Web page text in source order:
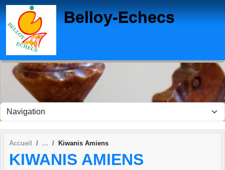
Belloy-Echecs
Accueil Kiwanis Amiens
KIWANIS AMIENS
Panneau de gestion des cookies